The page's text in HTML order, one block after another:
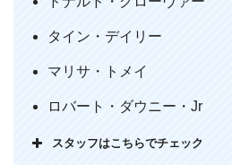
タイン・デイリー
マリサ・トメイ
ロバート・ダウニー・Jr
スタッフはこちらでチェック